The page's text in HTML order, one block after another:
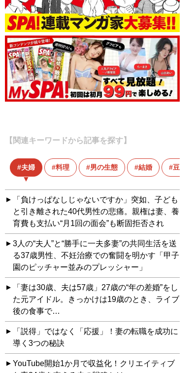
【関連キーワードから記事を探す】
夫婦 料理 男の生態 結婚 豆知識
「負けっぱなしじゃないですか」突如、子ども
と引き離された40代男性の悲痛。親権は妻、養
育費も支払い“月1回の面会”も断固拒否され
3人の“夫人”と“勝手に一夫多妻”の共同生活を送
る37歳男性、不妊治療での奮闘を明かす「甲子
園のピッチャー並みのプレッシャー」
「妻は30歳、夫は57歳」27歳の“年の差婚”をし
た元アイドル。きっかけは19歳のとき、ライブ
後の食事で…
「説得」ではなく「応援」！妻の転職を成功に
導く3つの秘訣
YouTube開始1か月で収益化！クリエイティブ